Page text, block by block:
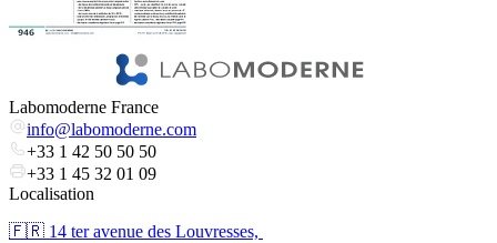
Labomoderne France
info@labomoderne.com
+33 1 42 50 50 50
+33 1 45 32 01 09
Localisation
🇫🇷 ​14 ter avenue des Louvresses,